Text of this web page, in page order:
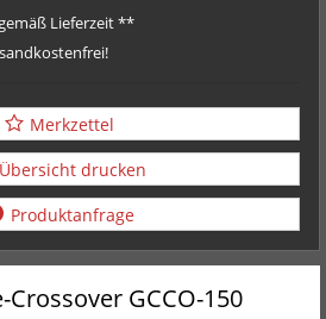
Lieferzeit **
Merkzettel
Übersicht drucken
Produktanfrage
Crossover GCCO-150